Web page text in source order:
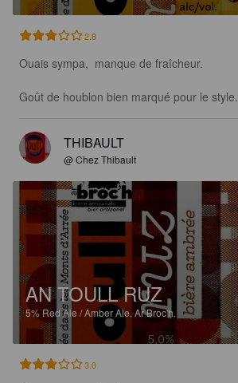
2.8
Ouais sympa,  manque de fraîcheur.
Goût de houblon bien marqué pour le style.
THIBAULT
@ Chez Thibault
AN TOULL RUZ
5% Red Ale / Amber Ale. Ar Broc'h.
3.0